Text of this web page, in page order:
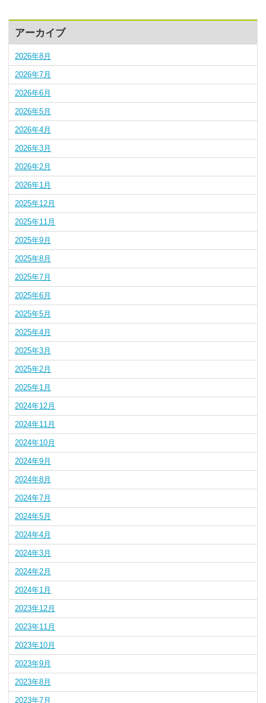
アーカイブ
2026年8月
2026年7月
2026年6月
2026年5月
2026年4月
2026年3月
2026年2月
2026年1月
2025年12月
2025年11月
2025年9月
2025年8月
2025年7月
2025年6月
2025年5月
2025年4月
2025年3月
2025年2月
2025年1月
2024年12月
2024年11月
2024年10月
2024年9月
2024年8月
2024年7月
2024年5月
2024年4月
2024年3月
2024年2月
2024年1月
2023年12月
2023年11月
2023年10月
2023年9月
2023年8月
2023年7月